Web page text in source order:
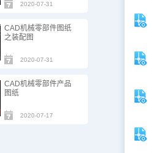
2020-07-31
CAD机械零部件图纸
之装配图
2020-07-31
CAD机械零部件产品
图纸
2020-07-17